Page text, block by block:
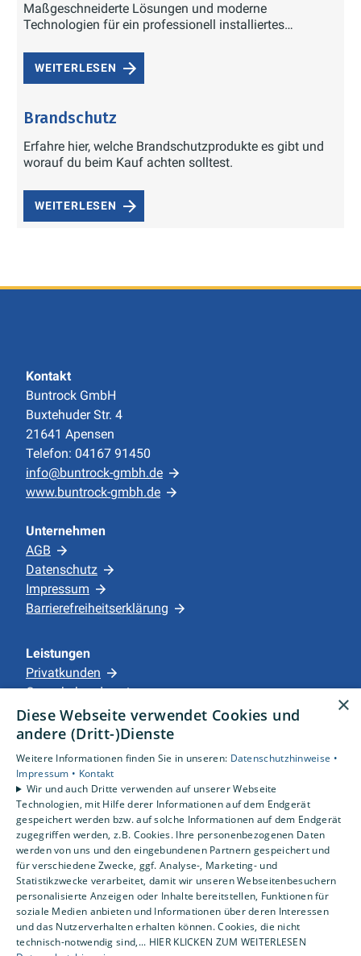
Maßgeschneiderte Lösungen und moderne
Technologien für ein professionell installiertes
WEITERLESEN
Brandschutz
Erfahre hier, welche Brandschutzprodukte es gibt und
worauf du beim Kauf achten solltest.
WEITERLESEN
Kontakt
Buntrock GmbH
Buxtehuder Str. 4
21641 Apensen
Telefon: 04167 91450
info@buntrock-gmbh.de
www.buntrock-gmbh.de
Unternehmen
AGB
Datenschutz
Impressum
Barrierefreiheitserklärung
Leistungen
Privatkunden
Gewerbekunden
Karriere
Unternehmen
Standorte
Apensen
×
Diese Webseite verwendet Cookies und
andere (Dritt-)Dienste
Weitere Informationen finden Sie in unseren: Datenschutzhinweise •
Impressum • Kontakt
Wir und auch Dritte verwenden auf unserer Webseite
Technologien, mit Hilfe derer Informationen auf dem Endgerät
gespeichert werden bzw. auf solche Informationen auf dem Endgerät
zugegriffen werden, z.B. Cookies. Ihre personenbezogenen Daten
werden von uns und den eingebundenen Partnern gespeichert und
für verschiedene Zwecke, ggf. Analyse-, Marketing- und
Statistikzwecke verarbeitet, damit wir unseren Webseitenbesuchern
personalisierte Anzeigen oder Inhalte bereitstellen, Funktionen für
soziale Medien anbieten und Informationen über deren Interessen
und das Nutzerverhalten erhalten können. Cookies, die nicht
technisch-notwendig sind,... HIER KLICKEN ZUM WEITERLESEN